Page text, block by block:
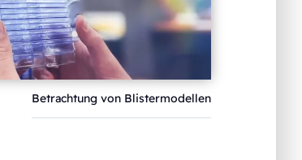
Betrachtung von Blistermodellen